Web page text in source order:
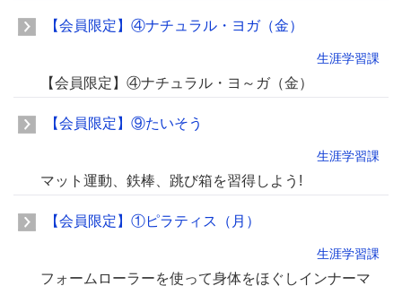
【会員限定】④ナチュラル・ヨガ（金）
生涯学習課
【会員限定】④ナチュラル・ヨ～ガ（金）
【会員限定】⑨たいそう
生涯学習課
マット運動、鉄棒、跳び箱を習得しよう!
【会員限定】①ピラティス（月）
生涯学習課
フォームローラーを使って身体をほぐしインナーマ